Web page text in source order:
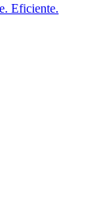
Eficiente.